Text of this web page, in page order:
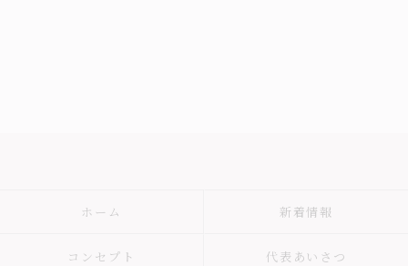
ホーム 新着情報
コンセプト 代表あいさつ